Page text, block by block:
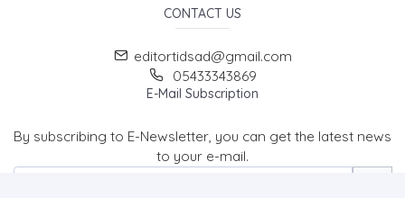
CONTACT US
editortidsad@gmail.com
05433343869
E-Mail Subscription
By subscribing to E-Newsletter, you can get the latest news
to your e-mail.